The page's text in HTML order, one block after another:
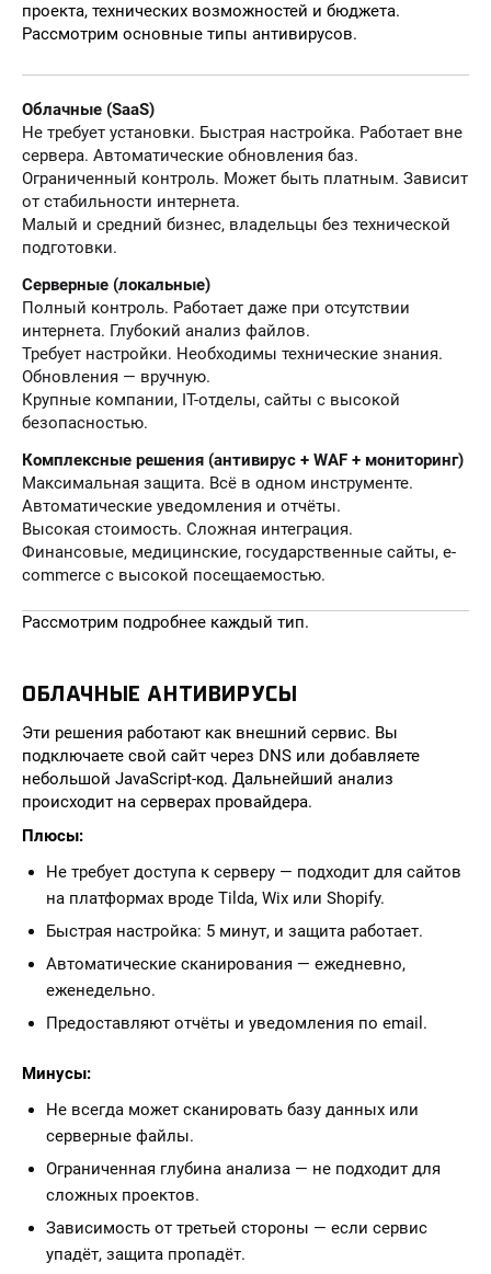
проекта, технических возможностей и бюджета.
Рассмотрим основные типы антивирусов.
Облачные (SaaS)
Не требует установки. Быстрая настройка. Работает вне
сервера. Автоматические обновления баз.
Ограниченный контроль. Может быть платным. Зависит
от стабильности интернета.
Малый и средний бизнес, владельцы без технической
подготовки.
Серверные (локальные)
Полный контроль. Работает даже при отсутствии
интернета. Глубокий анализ файлов.
Требует настройки. Необходимы технические знания.
Обновления — вручную.
Крупные компании, IT-отделы, сайты с высокой
безопасностью.
Комплексные решения (антивирус + WAF + мониторинг)
Максимальная защита. Всё в одном инструменте.
Автоматические уведомления и отчёты.
Высокая стоимость. Сложная интеграция.
Финансовые, медицинские, государственные сайты, e-
commerce с высокой посещаемостью.
Рассмотрим подробнее каждый тип.
ОБЛАЧНЫЕ АНТИВИРУСЫ
Эти решения работают как внешний сервис. Вы
подключаете свой сайт через DNS или добавляете
небольшой JavaScript-код. Дальнейший анализ
происходит на серверах провайдера.
Плюсы:
Не требует доступа к серверу — подходит для сайтов
на платформах вроде Tilda, Wix или Shopify.
Быстрая настройка: 5 минут, и защита работает.
Автоматические сканирования — ежедневно,
еженедельно.
Предоставляют отчёты и уведомления по email.
Минусы:
Не всегда может сканировать базу данных или
серверные файлы.
Ограниченная глубина анализа — не подходит для
сложных проектов.
Зависимость от третьей стороны — если сервис
упадёт, защита пропадёт.